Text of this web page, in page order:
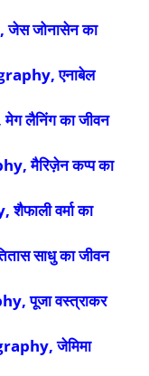
जेस जोनासेन का
एनाबेल
मेग लैनिंग का जीवन
मैरिज़ेन कप्प का
शैफाली वर्मा का
साधु का जीवन
पूजा वस्त्राकर
जेमिमा